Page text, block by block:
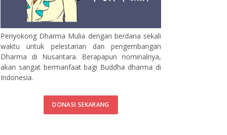
Penyokong Dharma Mulia dengan berdana sekali
waktu untuk pelestarian dan pengembangan
Dharma di Nusantara. Berapapun nominalnya,
akan sangat bermanfaat bagi Buddha dharma di
Indonesia.
DONASI SEKARANG